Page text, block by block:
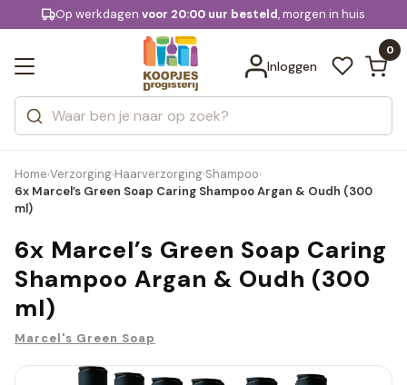
Gratis bezorging
KD.
extra
Op werkdagenvoor 20:00 uur besteld, morgen in huis
Inloggen
0
Zoeken
Categorieën
Merken
Bekijk alle resultaten
Home›Verzorging›Haarverzorging›Shampoo›
6x Marcel’s Green Soap Caring Shampoo Argan & Oudh (300
ml)
6x Marcel’s Green Soap Caring
Shampoo Argan & Oudh (300
ml)
Marcel's Green Soap